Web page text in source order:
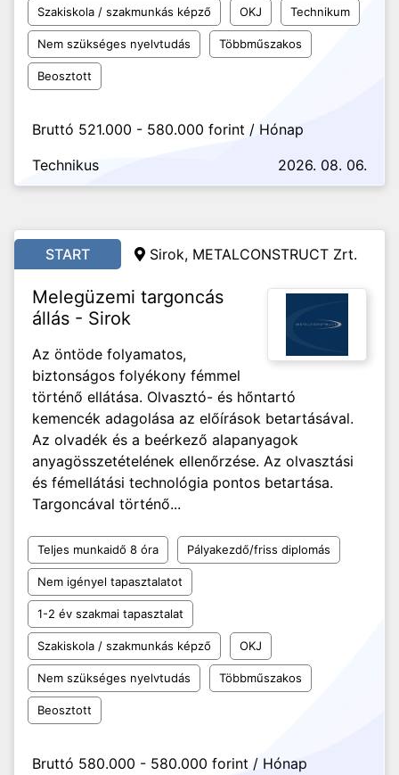
Szakiskola / szakmunkás képző OKJ Technikum
Nem szükséges nyelvtudás Többműszakos
Beosztott
Bruttó 521.000 - 580.000 forint / Hónap
Technikus
2026. 08. 06.
START Sirok, METALCONSTRUCT Zrt.
Melegüzemi targoncás
állás - Sirok
Az öntöde folyamatos,
biztonságos folyékony fémmel
történő ellátása. Olvasztó- és hőntartó
kemencék adagolása az előírások betartásával.
Az olvadék és a beérkező alapanyagok
anyagösszetételének ellenőrzése. Az olvasztási
és fémellátási technológia pontos betartása.
Targoncával történő...
Teljes munkaidő 8 óra Pályakezdő/friss diplomás
Nem igényel tapasztalatot
1-2 év szakmai tapasztalat
Szakiskola / szakmunkás képző OKJ
Nem szükséges nyelvtudás Többműszakos
Beosztott
Bruttó 580.000 - 580.000 forint / Hónap